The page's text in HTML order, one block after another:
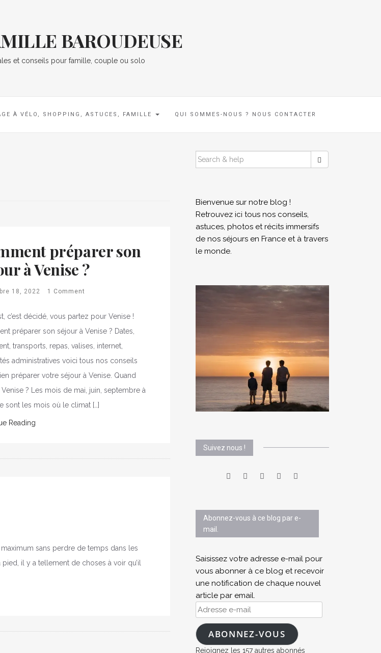
BAROUDEUSE
et conseils pour famille, couple ou solo
À VÉLO, SHOPPING, ASTUCES, FAMILLE QUI SOMMES-NOUS ? NOUS CONTACTER
préparer son
à Venise ?
18, 2022 1 Comment
c’est décidé, vous partez pour Venise !
préparer son séjour à Venise ? Dates,
transports, repas, valises, internet,
administratives voici tous nos conseils
préparer votre séjour à Venise. Quand
Venise ? Les mois de mai, juin, septembre à
sont les mois où le climat […]
Reading
sans perdre de temps dans les
il y a tellement de choses à voir qu’il
SEARCH
FOR:
Bienvenue sur notre blog !
Retrouvez ici tous nos conseils,
astuces, photos et récits immersifs
de nos séjours en France et à travers
le monde.
Suivez nous !
Abonnez-vous à ce blog par e-
mail.
Saisissez votre adresse e-mail pour
vous abonner à ce blog et recevoir
une notification de chaque nouvel
article par email.
Adresse
e-
mailABONNEZ-VOUS
Rejoignez les 157 autres abonnés